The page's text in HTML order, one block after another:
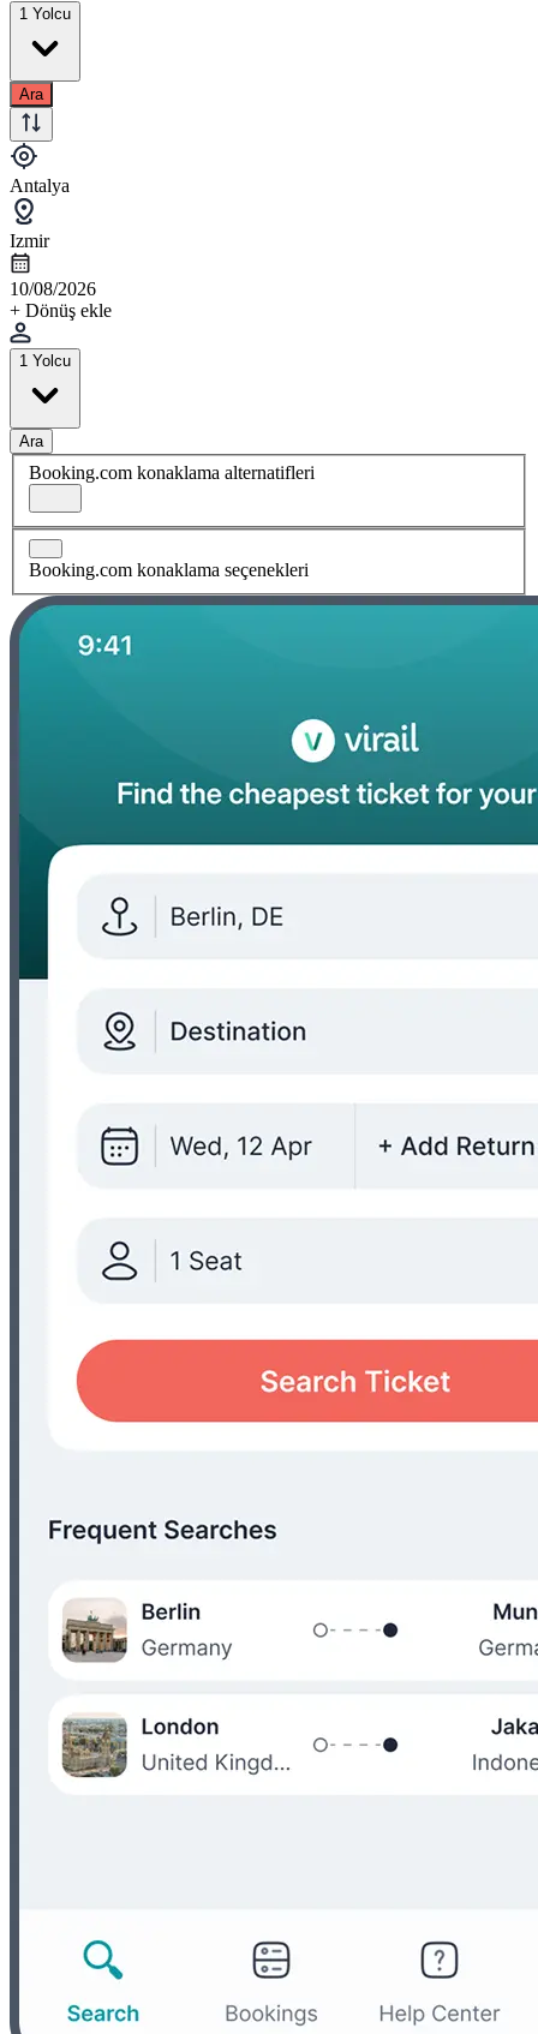
1 Yolcu
Ara
Antalya
Izmir
10/08/2026
+ Dönüş ekle
1 Yolcu
Ara
Booking.com konaklama alternatifleri
Booking.com konaklama seçenekleri